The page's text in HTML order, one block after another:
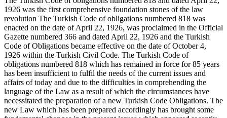
1926 was the first comprehensive foundation stones of the law
revolution The Turkish Code of obligations numbered 818 was
enacted on the date of April 22, 1926, was proclaimed in the Official
Gazette numbered 366 and dated April 22, 1926 and the Turkish
Code of Obligations became effective on the date of October 4,
1926 within the Turkish Civil Code. The Turkish Code of
obligations numbered 818 which has remained in force for 85 years
has been insufficient to fulfil the needs of the current issues and
affairs of today and due to the difficulties in comprehending the
language of the Law as a result of which the circumstances have
necessitated the preparation of a new Turkish Code Obligations. The
new Law which has been prepared accordingly has brought some